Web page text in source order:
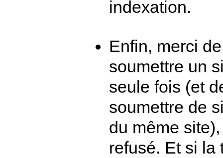
indexation.
Enfin, merci
soumettre un
seule fois (et
soumettre de
du même
refusé. Et si la